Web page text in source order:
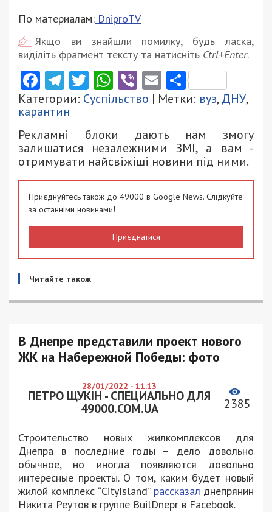
По материалам: DniproTV
Якщо ви знайшли помилку, будь ласка,
виділіть фрагмент тексту та натисніть Ctrl+Enter.
Facebook
Telegram
Twitter
WhatsApp
ViberEmail
Категории: Суспільство | Метки: вуз,ДНУ,
карантин
Рекламні блоки дають нам змогу
залишатися незалежними ЗМІ, а вам -
отримувати найсвіжіші новини під ними.
Приєднуйтесь також до 49000 в Google News. Слідкуйте
за останніми новинами!
Приєднатися
Читайте також
В Днепре представили проект нового
ЖК на Набережной Победы: фото
28/01/2022 - 11:13
ПЕТРО ЩУКІН - СПЕЦИАЛЬНО ДЛЯ
49000.COM.UA
2385
Строительство новых жилкомплексов для
Днепра в последние годы – дело довольно
обычное, но иногда появляются довольно
интересные проекты. О том, каким будет новый
жилой комплекс “CityIsland” рассказал днепрянин
Никита Реутов в группе BuilDnepr в Facebook.